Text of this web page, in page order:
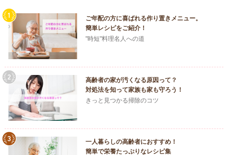
ご年配の方に喜ばれる作り置きメニュー。
簡単レシピをご紹介！
"時短"料理名人への道
高齢者の家が汚くなる原因って？
対処法を知って家族も家も守ろう！
きっと見つかる掃除のコツ
一人暮らしの高齢者におすすめ！
簡単で栄養たっぷりなレシピ集